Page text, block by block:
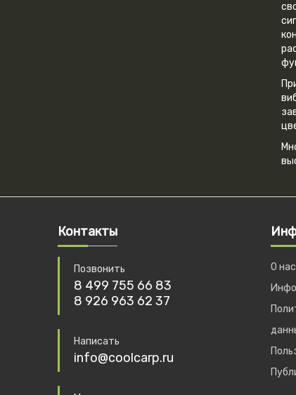
Контакты
Позвонить
8 499 755 66 83
8 926 963 62 37
Написать
info@coolcarp.ru
О нас